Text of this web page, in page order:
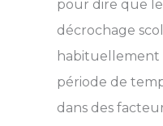
pour dire que
décrochage
période de
dans des